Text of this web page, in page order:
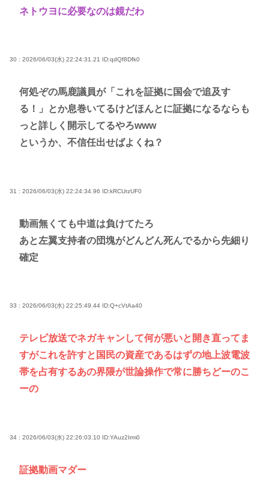
ネトウヨに必要なのは鏡だわ
30 : 2026/06/03(水) 22:24:31.21 ID:qdQf8Dfk0
何処ぞの馬鹿議員が「これを証拠に国会で追及す
る！」とか息巻いてるけどほんとに証拠になるならも
っと詳しく開示してるやろwww
というか、不信任出せばよくね？
31 : 2026/06/03(水) 22:24:34.96 ID:kRCUrzUF0
動画無くても中道は負けてたろ
あと左翼支持者の団塊がどんどん死んでるから先細り
確定
33 : 2026/06/03(水) 22:25:49.44 ID:Q+cVtAa40
テレビ放送でネガキャンして何が悪いと開き直ってま
すがこれを許すと国民の資産であるはずの地上波電波
帯を占有するあの界隈が世論操作で常に勝ちどーのこ
ーの
34 : 2026/06/03(水) 22:26:03.10 ID:YAuz2Irm0
証拠動画マダー